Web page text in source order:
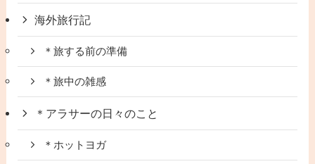
海外旅行記
＊旅する前の準備
＊旅中の雑感
＊アラサーの日々のこと
＊ホットヨガ